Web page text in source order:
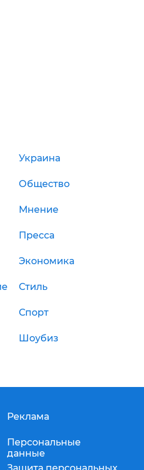
Украина
Общество
Мнение
Пресса
Экономика
Стиль
Спорт
Шоубиз
Реклама
Персональные
данные